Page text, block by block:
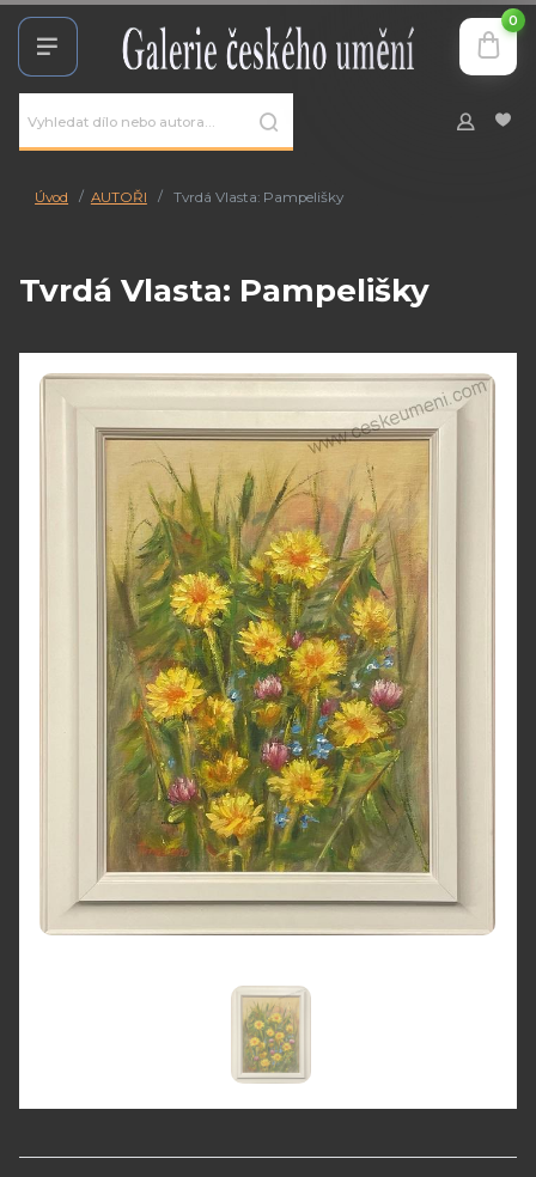
0
Úvod AUTOŘI Tvrdá Vlasta: Pampelišky
Tvrdá Vlasta: Pampelišky